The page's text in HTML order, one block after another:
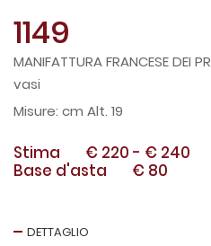
1149
MANIFATTURA FRANCESE DEI
vasi
cm Alt. 19
Stima € 220 - € 240
Base d'asta
€ 80
DETTAGLIO